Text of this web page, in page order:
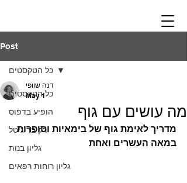
Post
כל הטקסטים
הופיע בדפוס
רק בדיגיטל
גליון בנות
גליון רוחות רפאים
כל הטקסטים
מה עושים עם גוף
דנה שוופי
May 1
מדריך לאימת גוף של בימאיות וסופרות
במאה העשרים ואחת